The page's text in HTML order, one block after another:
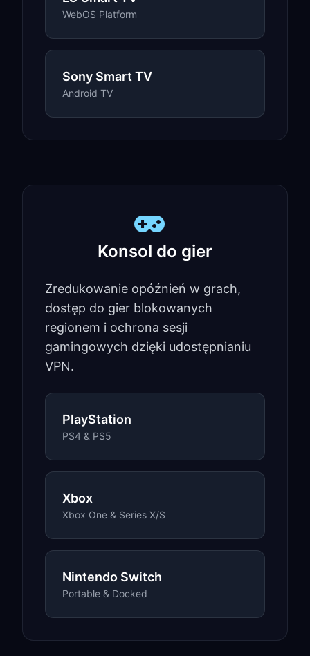
WebOS Platform
Sony Smart TV
Android TV
Konsol do gier
Zredukowanie opóźnień w grach,
dostęp do gier blokowanych
regionem i ochrona sesji
gamingowych dzięki udostępnianiu
VPN.
PlayStation
PS4 & PS5
Xbox
Xbox One & Series X/S
Nintendo Switch
Portable & Docked